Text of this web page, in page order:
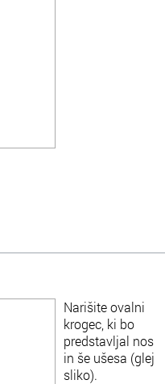
Narišite ovalni
krogec, ki bo
predstavljal nos
in še ušesa (glej
sliko).